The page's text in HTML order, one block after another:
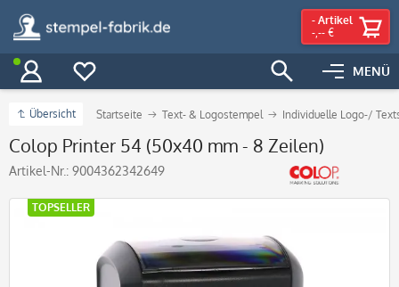
MENÜ
- Artikel
-,-- €
Übersicht Startseite Text- & Logostempel Individuelle Logo-/
Colop Printer 54 (50x40 mm - 8 Zeilen)
Artikel-Nr.: 9004362342649
TOPSELLER